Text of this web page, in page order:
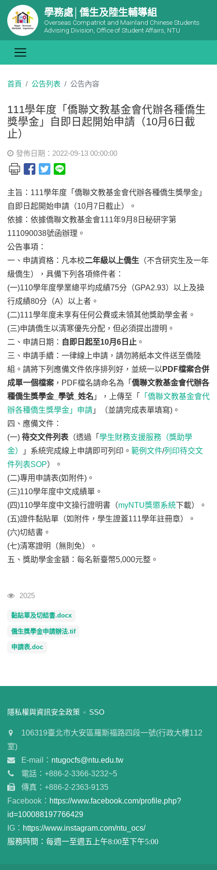
學務處│僑生及陸生輔導組
Overseas Compatriot and Mainland Chinese Students
Advising Division, Office of Student Affairs, NTU
首頁 公告列表 公告內容
111學年度「僑聯文教基金會代辦各種僑生
獎學金」自即日起開始申請（10月6日截
止）
發佈日期：2022-09-13 00:00:00
主旨：111學年度「僑聯文教基金會代辦各種僑生獎學金」
自即日起開始申請（10月7日截止）。
依據：依據僑聯文教基金會111年9月8日秘研字第
111090038號函辦理。
公告事項：
一、申請資格：凡本校二年級以上僑生 （不含研究生及一年
級僑生），具備下列各項條件者：
(一)110學年度學業總平均成績75分（GPA2.93）以上及操
行成績80分（A）以上者。
(二)111學年度未享有任何公費或未領其他獎助學金者。
(三)申請僑生以清寒優先分配，但必須提出證明。
二、申請日期： 自即日起至10月6日止 。
三、申請手續：一律線上申請，請勿將紙本文件送至僑陸
組。請將下列應備文件依序排列好，並統一以 PDF檔案合併
成單一個檔案 ，PDF檔名請命名為「 僑聯文教基金會代辦各
種僑生獎學金 _學號_姓名 」，上傳至「
「僑聯文教基金會代
辦各種僑生獎學金」申請 」（並請完成表單填寫)。
四、應備文件：
(一) 待交文件列表 （透過「 學生財務支援服務（獎助學
金）
」系統完成線上申請即可列印。 範例文件/列印待交文
件列表SOP）。
(二)專用申請表(如附件)。
(三)110學年度中文成績單。
(四)110學年度中文操行證明書（myNTU獎懲系統下載）。
(五)證件黏貼單（如附件，學生證蓋111學年註冊章）。
(六)切結書。
(七)清寒證明（無則免）。
五、獎助學金金額：每名新臺幣5,000元整。
瀏覽人次
2025
黏貼單及切結書.docx
僑生獎學金申請辦法.tif
申請表.doc
:::
隱私權與資訊安全政策 SSO
106319臺北市大安區羅斯福路四段一號(行政大樓112
室)
E-mail： ntugocfs@ntu.edu.tw
電話：+886-2-3366-3232~5
傳真：+886-2-2363-9135
Facebook： https://www.facebook.com/profile.php?
id=100088197766429
IG： https://www.instagram.com/ntu_ocs/
服務時間：每週一至週五上午8:00至下午5:00